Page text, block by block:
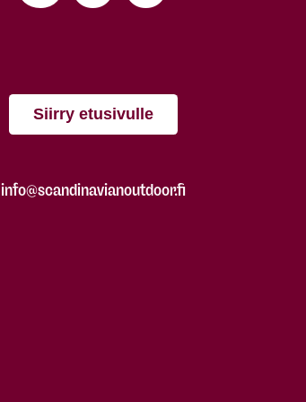
Siirry etusivulle
info@scandinavianoutdoor.fi